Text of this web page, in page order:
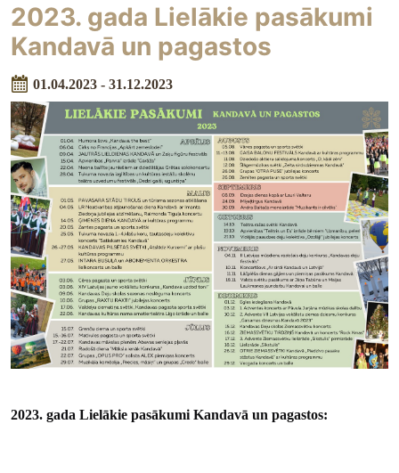
2023. gada Lielākie pasākumi
Kandavā un pagastos
01.04.2023 - 31.12.2023
2023. gada Lielākie pasākumi Kandavā un pagastos: